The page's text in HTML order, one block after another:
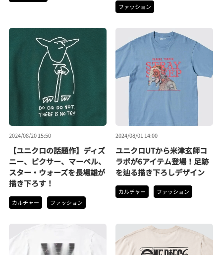
ファッション
2024/08/20 15:50
【ユニクロの話題作】ディズ
ニー、ピクサー、マーベル、
スター・ウォーズを長場雄が
描き下ろす！
カルチャー ファッション
2024/08/01 14:00
ユニクロUTから米津玄師コ
ラボが6アイテム登場！足跡
を辿る描き下ろしデザイン
カルチャー ファッション